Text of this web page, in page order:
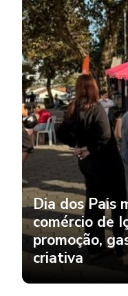
Dia dos Pais
comércio de
promoção,
criativa